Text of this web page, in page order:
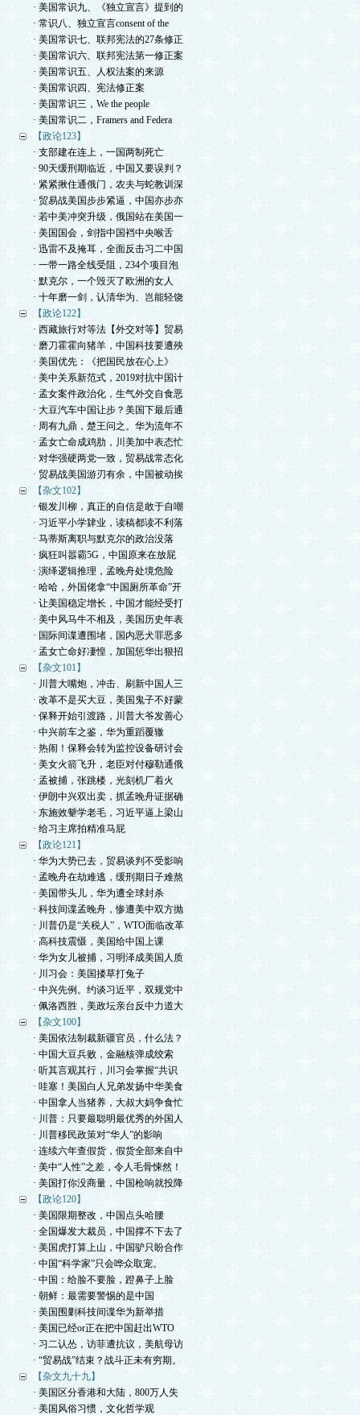
· 美国常识九、《独立宣言》提到的
· 常识八、独立宣言consent of the
· 美国常识七、联邦宪法的27条修正
· 美国常识六、联邦宪法第一修正案
· 美国常识五、人权法案的来源
· 美国常识四、宪法修正案
· 美国常识三，We the people
· 美国常识二，Framers and Federa
【政论123】
· 支部建在连上，一国两制死亡
· 90天缓刑期临近，中国又要误判？
· 紧紧揪住通俄门，农夫与蛇教训深
· 贸易战美国步步紧逼，中国亦步亦
· 若中美冲突升级，俄国站在美国一
· 美国国会，剑指中国裆中央喉舌
· 迅雷不及掩耳，全面反击习二中国
· 一带一路全线受阻，234个项目泡
· 默克尔，一个毁灭了欧洲的女人
· 十年磨一剑，认清华为、岂能轻饶
【政论122】
· 西藏旅行对等法【外交对等】贸易
· 磨刀霍霍向猪羊，中国科技要遭殃
· 美国优先：《把国民放在心上》
· 美中关系新范式，2019对抗中国计
· 孟女案件政治化，生气外交自食恶
· 大豆汽车中国让步？美国下最后通
· 周有九鼎，楚王问之。华为流年不
· 孟女亡命成鸡肋，川美加中表态忙
· 对华强硬两党一致，贸易战常态化
· 贸易战美国游刃有余，中国被动挨
【杂文102】
· 银发川柳，真正的自信是敢于自嘲
· 习近平小学肄业，读稿都读不利落
· 马蒂斯离职与默克尔的政治没落
· 疯狂叫嚣霸5G，中国原来在放屁
· 演绎逻辑推理，孟晚舟处境危险
· 哈哈，外国佬拿“中国厕所革命”开
· 让美国稳定增长，中国才能经受打
· 美中风马牛不相及，美国历史年表
· 国际间谍遭围堵，国内恶犬罪恶多
· 孟女亡命好凄惶，加国惩华出狠招
【杂文101】
· 川普大嘴炮，冲击、刷新中国人三
· 改革不是买大豆，美国鬼子不好蒙
· 保释开始引渡路，川普大爷发善心
· 中兴前车之鉴，华为重蹈覆辙
· 热闹！保释会转为监控设备研讨会
· 美女火箭飞升，老臣对付穆勒通俄
· 孟被捕，张跳楼，光刻机厂着火
· 伊朗中兴双出卖，抓孟晚舟证据确
· 东施效颦学老毛，习近平逼上梁山
· 给习主席拍精准马屁
【政论121】
· 华为大势已去，贸易谈判不受影响
· 孟晚舟在劫难逃，缓刑期日子难熬
· 美国带头儿，华为遭全球封杀
· 科技间谍孟晚舟，惨遭美中双方抛
· 川普仍是“关税人”，WTO面临改革
· 高科技震慑，美国给中国上课
· 华为女儿被捕，习明泽成美国人质
· 川习会：美国搂草打兔子
· 中兴先例。约谈习近平，双规党中
· 佩洛西胜，美政坛亲台反中力道大
【杂文100】
· 美国依法制裁新疆官员，什么法？
· 中国大豆兵败，金融核弹成绞索
· 听其言观其行，川习会掌握“共识
· 哇塞！美国白人兄弟发扬中华美食
· 中国拿人当猪养，大叔大妈争食忙
· 川普：只要最聪明最优秀的外国人
· 川普移民政策对“华人”的影响
· 连续六年查假货，假货全部来自中
· 美中“人性”之差，令人毛骨悚然！
· 美国打你没商量，中国枪响就投降
【政论120】
· 美国限期整改，中国点头哈腰
· 全国爆发大裁员，中国撑不下去了
· 美国虎打算上山，中国驴只盼合作
· 中国“科学家”只会哗众取宠。
· 中国：给脸不要脸，蹬鼻子上脸
· 朝鲜：最需要警惕的是中国
· 美国围剿科技间谍华为新举措
· 美国已经or正在把中国赶出WTO
· 习二认怂，访菲遭抗议，美航母访
· “贸易战”结束？战斗正未有穷期。
【杂文九十九】
· 美国区分香港和大陆，800万人失
· 美国风俗习惯，文化哲学观